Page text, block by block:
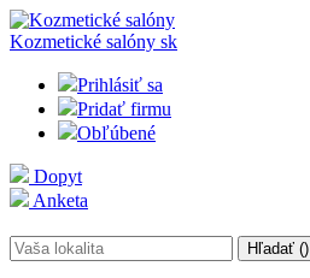
Kozmetické salóny sk
Prihlásiť sa
Pridať firmu
Obľúbené
Dopyt
Anketa
Hľadať ()